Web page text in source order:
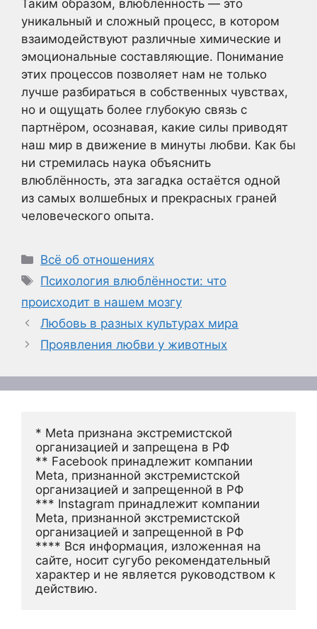
Таким образом, влюблённость — это
уникальный и сложный процесс, в котором
взаимодействуют различные химические и
эмоциональные составляющие. Понимание
этих процессов позволяет нам не только
лучше разбираться в собственных чувствах,
но и ощущать более глубокую связь с
партнёром, осознавая, какие силы приводят
наш мир в движение в минуты любви. Как бы
ни стремилась наука объяснить
влюблённость, эта загадка остаётся одной
из самых волшебных и прекрасных граней
человеческого опыта.
Рубрики
Всё об отношениях
Метки
Психология влюблённости: что
происходит в нашем мозгу
Любовь в разных культурах мира
Проявления любви у животных
* Meta признана экстремистской
организацией и запрещена в РФ
** Facebook принадлежит компании
Meta, признанной экстремистской
организацией и запрещенной в РФ
*** Instagram принадлежит компании
Meta, признанной экстремистской
организацией и запрещенной в РФ
**** Вся информация, изложенная на
сайте, носит сугубо рекомендательный
характер и не является руководством к
действию.